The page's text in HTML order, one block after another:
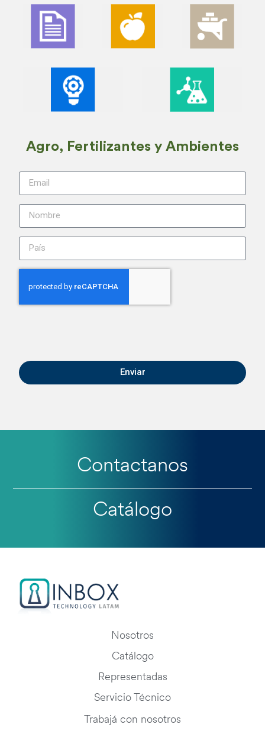
Agro, Fertilizantes y Ambientes
Enviar
Contactanos
Catálogo
Nosotros
Catálogo
Representadas
Servicio Técnico
Trabajá con nosotros